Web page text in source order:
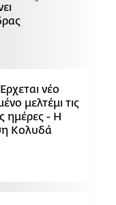
νέο
μελτέμι τις
ημέρες - Η
Κολυδά